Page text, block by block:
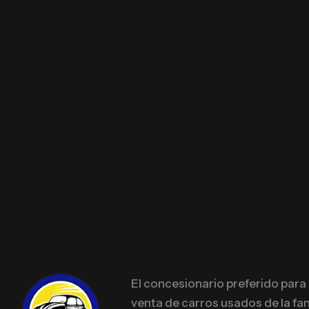
El concesionario preferido para
venta de carros usados de la